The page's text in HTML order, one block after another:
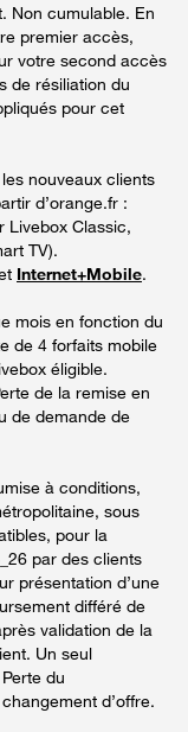
Non cumulable. En
premier accès,
votre second accès
de résiliation du
pour cet
nouveaux clients
d’orange.fr :
Livebox Classic,
TV).
Internet+Mobile.
mois en fonction du
de 4 forfaits mobile
éligible.
de la remise en
de demande de
à conditions,
sous
pour la
par des clients
présentation d’une
différé de
validation de la
Un seul
du
d’offre.